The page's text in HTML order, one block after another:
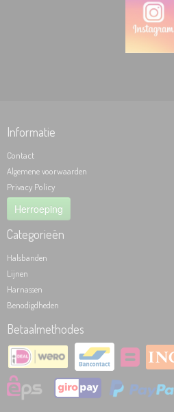
Informatie
Contact
Algemene voorwaarden
Privacy Policy
Herroeping
Categorieën
Halsbanden
Lijnen
Harnassen
Benodigdheden
Betaalmethodes